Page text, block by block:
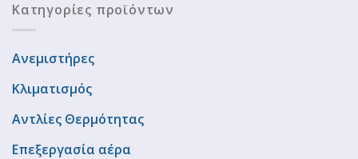
Κατηγορίες προϊόντων
Ανεμιστήρες
Κλιματισμός
Αντλίες Θερμότητας
Επεξεργασία αέρα